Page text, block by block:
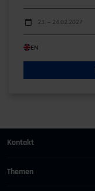
Durchführungen
Veranstaltungsdatum
23. – 24.02.2027
EN
Kontakt
+49 (0)2116214-201
Themen